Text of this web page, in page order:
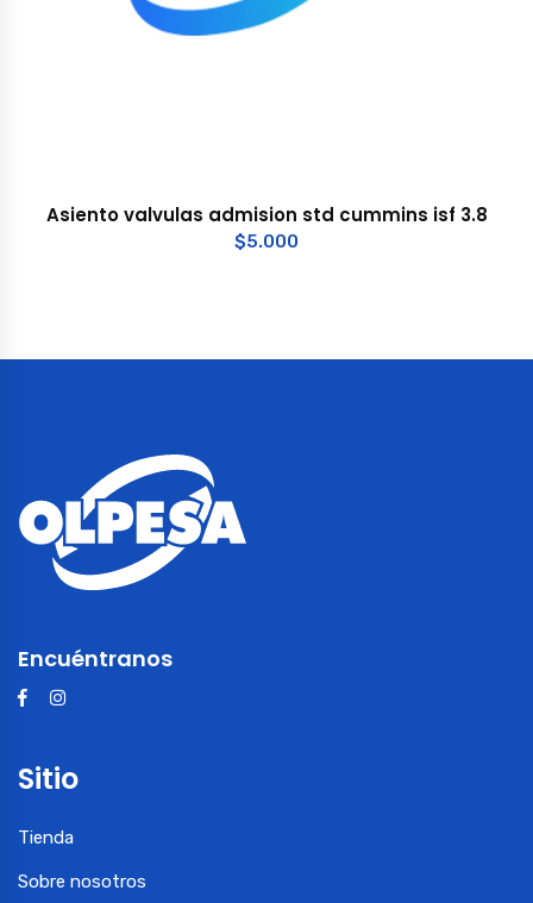
Asiento valvulas admision std cummins isf 3.8
$5.000
Encuéntranos
Sitio
Tienda
Sobre nosotros